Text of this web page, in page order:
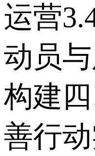
运营
动员
构建
善行